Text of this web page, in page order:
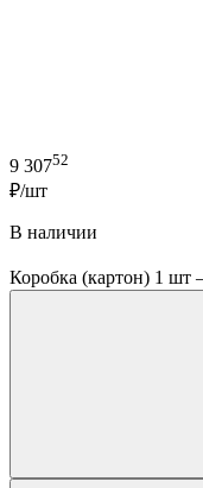
9 30752
₽/шт
В наличии
Коробка (картон) 1 шт